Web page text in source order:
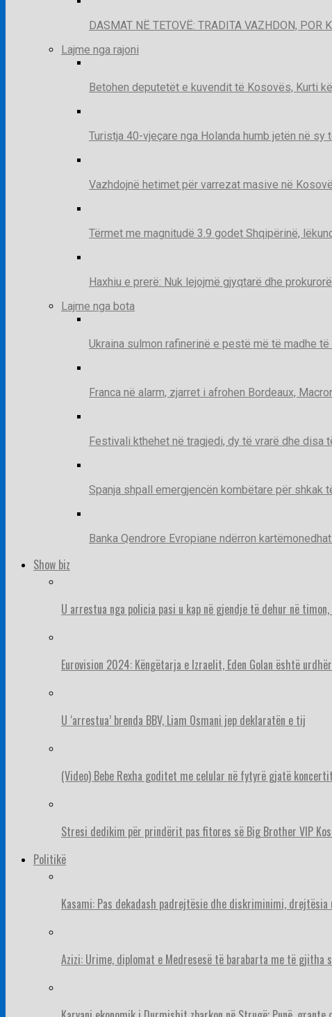
DASMAT NË TETOVË: TRADITA VAZHDON, POR
Lajme nga rajoni
Betohen deputetët e kuvendit të Kosovës, Kurti
Turistja 40-vjeçare nga Holanda humb jetën në
Vazhdojnë hetimet për varrezat masive në
Tërmet me magnitudë 3.9 godet Shqipërinë,
Haxhiu e prerë: Nuk lejojmë gjyqtarë dhe
Lajme nga bota
Ukraina sulmon rafinerinë e pestë më të madhe
Franca në alarm, zjarret i afrohen Bordeaux,
Festivali kthehet në tragjedi, dy të vrarë dhe disa
Spanja shpall emergjencën kombëtare për shkak
Banka Qendrore Evropiane ndërron
Show biz
U arrestua nga policia pasi u kap në gjendje të dehur në
Eurovision 2024: Këngëtarja e Izraelit, Eden Golan është
U ‘arrestua’ brenda BBV, Liam Osmani jep deklaratën e tij
(Video) Bebe Rexha goditet me celular në fytyrë gjatë
Stresi dedikim për prindërit pas fitores së Big Brother VIP
Politikë
Kasami: Pas dekadash padrejtësie dhe diskriminimi, drejtësia
Azizi: Urime, diplomat e Medresesë të barabarta me të gjitha